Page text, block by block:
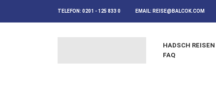
TELEFON: 0201 - 125 833 0 EMAIL: REISE@BALCOK.COM
HADSCH REISEN
FAQ